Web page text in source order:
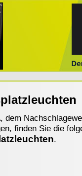
dem
finden Sie die
.